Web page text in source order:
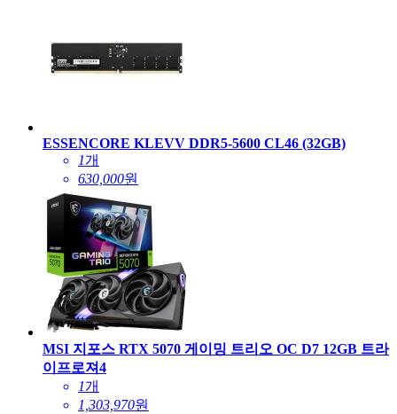
ESSENCORE KLEVV DDR5-5600 CL46 (32GB)
1개
630,000원
MSI 지포스 RTX 5070 게이밍 트리오 OC D7 12GB 트라
이프로져4
1개
1,303,970원